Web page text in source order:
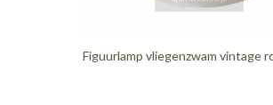
Figuurlamp vliegenzwam vintage